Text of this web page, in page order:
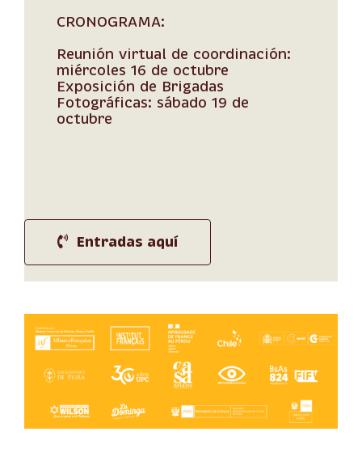
CRONOGRAMA:
Reunión virtual de coordinación:
miércoles 16 de octubre
Exposición de Brigadas
Fotográficas: sábado 19 de
octubre
Entradas aquí